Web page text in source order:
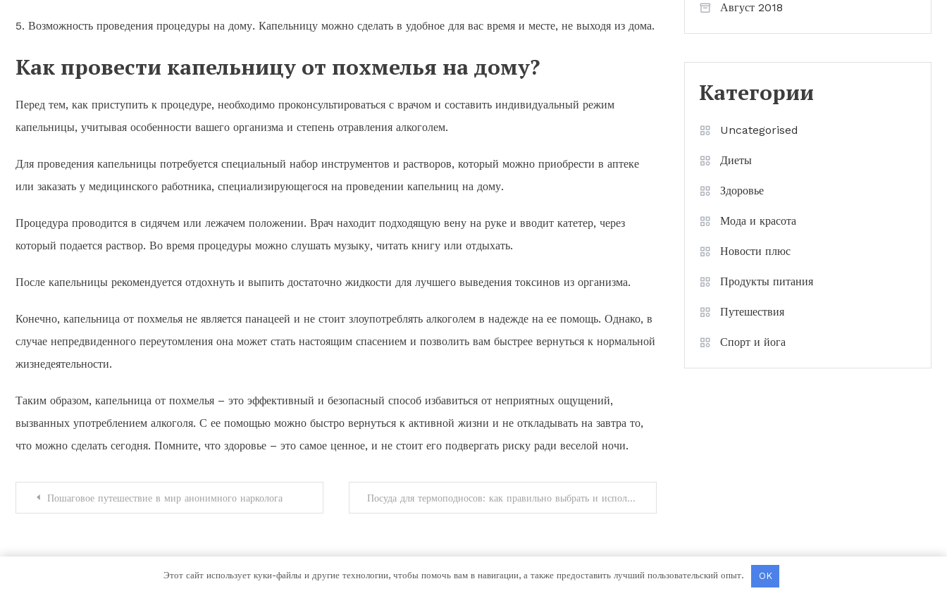
5. Возможность проведения процедуры на дому. Капельницу можно сделать в удобное для вас время и месте, не выходя из дома.
Как провести капельницу от похмелья на дому?
Перед тем, как приступить к процедуре, необходимо проконсультироваться с врачом и составить индивидуальный режим
капельницы, учитывая особенности вашего организма и степень отравления алкоголем.
Для проведения капельницы потребуется специальный набор инструментов и растворов, который можно приобрести в аптеке
или заказать у медицинского работника, специализирующегося на проведении капельниц на дому.
Процедура проводится в сидячем или лежачем положении. Врач находит подходящую вену на руке и вводит катетер, через
который подается раствор. Во время процедуры можно слушать музыку, читать книгу или отдыхать.
После капельницы рекомендуется отдохнуть и выпить достаточно жидкости для лучшего выведения токсинов из организма.
Конечно, капельница от похмелья не является панацеей и не стоит злоупотреблять алкоголем в надежде на ее помощь. Однако, в
случае непредвиденного переутомления она может стать настоящим спасением и позволить вам быстрее вернуться к нормальной
жизнедеятельности.
Таким образом, капельница от похмелья – это эффективный и безопасный способ избавиться от неприятных ощущений,
вызванных употреблением алкоголя. С ее помощью можно быстро вернуться к активной жизни и не откладывать на завтра то,
что можно сделать сегодня. Помните, что здоровье – это самое ценное, и не стоит его подвергать риску ради веселой ночи.
Навигация
записям
Пошаговое путешествие в мир анонимного нарколога Посуда для термоподносов: как правильно выбрать и использовать
Август 2018
Категории
Uncategorised
Диеты
Здоровье
Мода и красота
Новости плюс
Продукты питания
Путешествия
Спорт и йога
Тема: Color Magazine отMystery Themes.
Этот сайт использует куки-файлы и другие технологии, чтобы помочь вам в навигации, а также предоставить лучший пользовательский опыт. OK